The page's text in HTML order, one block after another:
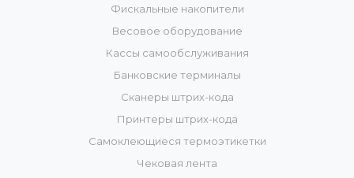
Фискальные накопители
Весовое оборудование
Кассы самообслуживания
Банковские терминалы
Сканеры штрих-кода
Принтеры штрих-кода
Самоклеющиеся термоэтикетки
Чековая лента